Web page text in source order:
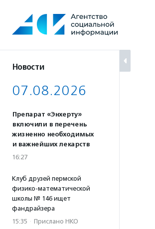
содержанию
Новости
07.08.2026
Препарат «Энхерту»
включили в перечень
жизненно необходимых
и важнейших лекарств
16:27
Клуб друзей пермской
физико-математической
школы № 146 ищет
фандрайзера
15:35 · Прислано НКО